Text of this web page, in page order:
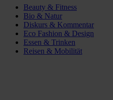
Beauty & Fitness
Bio & Natur
Diskurs & Kommentar
Eco Fashion & Design
Essen & Trinken
Reisen & Mobilität